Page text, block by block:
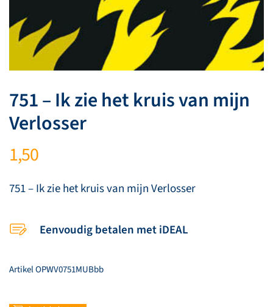
751 – Ik zie het kruis van mijn
Verlosser
1,50
751 – Ik zie het kruis van mijn Verlosser
Eenvoudig betalen met iDEAL
ArtikelOPWV0751MUBbb